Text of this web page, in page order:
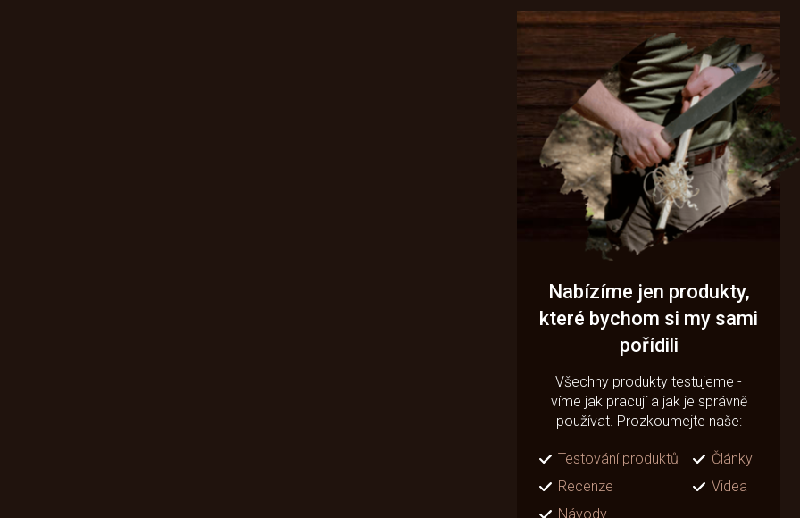
Nabízíme jen produkty,
které bychom si my sami
pořídili
Všechny produkty testujeme -
víme jak pracují a jak je správně
používat. Prozkoumejte naše:
Testování produktů
Články
Recenze
Videa
Návody